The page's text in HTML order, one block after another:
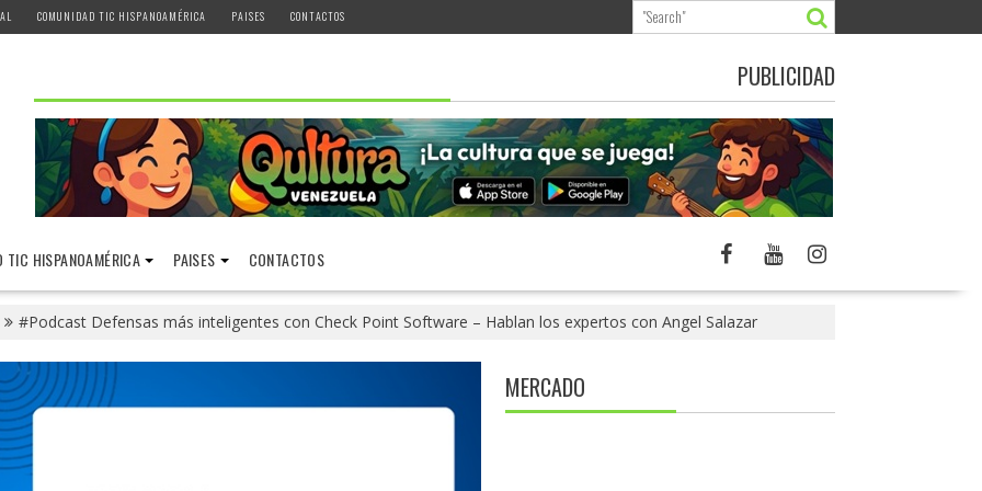
COMUNIDAD TIC HISPANOAMÉRICA PAISES CONTACTOS
PUBLICIDAD
TIC HISPANOAMÉRICA PAISES CONTACTOS
#Podcast Defensas más inteligentes con Check Point Software – Hablan los expertos con Angel Salazar
MERCADO